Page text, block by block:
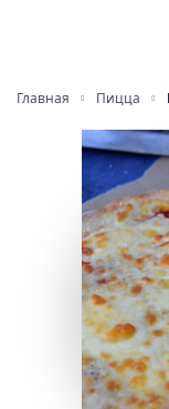
Главная Пицца